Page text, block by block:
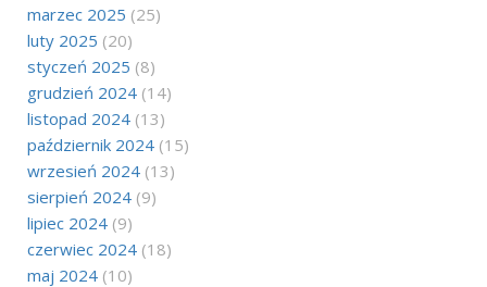
marzec 2025 (25)
luty 2025 (20)
styczeń 2025 (8)
grudzień 2024 (14)
listopad 2024 (13)
październik 2024 (15)
wrzesień 2024 (13)
sierpień 2024 (9)
lipiec 2024 (9)
czerwiec 2024 (18)
maj 2024 (10)